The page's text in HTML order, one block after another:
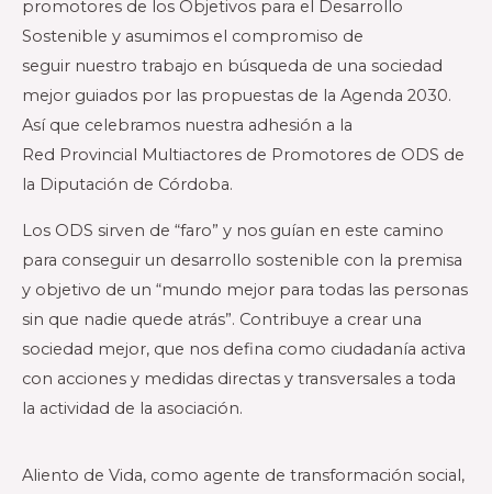
promotores de los Objetivos para el Desarrollo
Sostenible y asumimos el compromiso de
seguir nuestro trabajo en búsqueda de una sociedad
mejor guiados por las propuestas de la Agenda 2030.
Así que celebramos nuestra adhesión a la
Red Provincial Multiactores de Promotores de ODS de
la Diputación de Córdoba.
Los ODS sirven de “faro” y nos guían en este camino
para conseguir un desarrollo sostenible con la premisa
y objetivo de un “mundo mejor para todas las personas
sin que nadie quede atrás”. Contribuye a crear una
sociedad mejor, que nos defina como ciudadanía activa
con acciones y medidas directas y transversales a toda
la actividad de la asociación.
Aliento de Vida, como agente de transformación social,